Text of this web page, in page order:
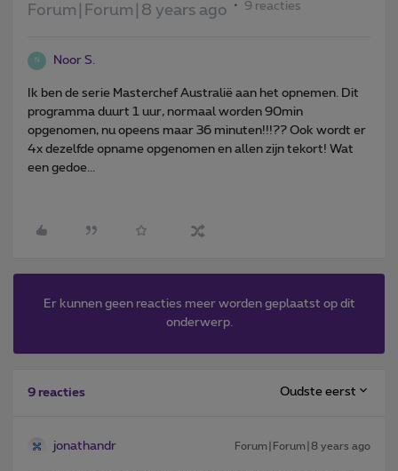
Forum|Forum|8 years ago 9 reacties
N Noor S.
Ik ben de serie Masterchef Australië aan het opnemen. Dit
programma duurt 1 uur, normaal worden 90min
opgenomen, nu opeens maar 36 minuten!!!?? Ook wordt er
4x dezelfde opname opgenomen en allen zijn tekort! Wat
een gedoe...
Er kunnen geen reacties meer worden geplaatst op dit
onderwerp.
9 reacties Oudste eerst
jonathandr Forum|Forum|8 years ago